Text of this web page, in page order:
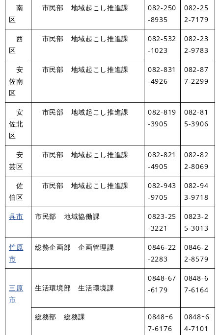
南
区
市民部 地域起こし推進課
082-250
-8935
082-25
2-7179
西
区
市民部 地域起こし推進課
082-532
-1023
082-23
2-9783
安
佐南
区
市民部 地域起こし推進課
082-831
-4926
082-87
7-2299
安
佐北
区
市民部 地域起こし推進課
082-819
-3905
082-81
5-3906
安
芸区
市民部 地域起こし推進課
082-821
-4905
082-82
2-8069
佐
伯区
市民部 地域起こし推進課
082-943
-9705
082-94
3-9718
呉市 市民部 地域協働課
0823-25
-3221
0823-2
5-3013
竹原
市
総務企画部 企画管理課
0846-22
-2283
0846-2
2-8579
三原
市
生活環境部 生活環境課
0848-67
-6179
0848-6
7-6164
総務部 総務課
0848ｰ6
7-6176
0848ｰ6
4-7101